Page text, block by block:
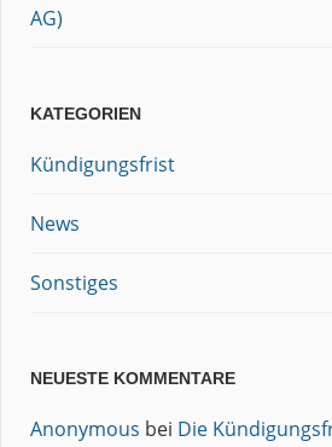
AG)
KATEGORIEN
Kündigungsfrist
News
Sonstiges
NEUESTE KOMMENTARE
Anonymous bei Die